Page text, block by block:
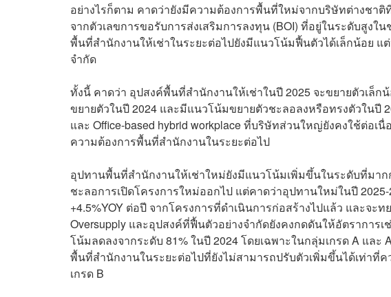
อย่างไรก็ตาม คาดว่ายังมีความต้องการพื้นที่ใหม่จากบริษัทต่างชา
จากตัวเลขการขอรับการส่งเสริมการลงทุน (BOI) ที่อยู่ในระดับสูงใ
พื้นที่สำนักงานให้เช่าในระยะต่อไปยังมีแนวโน้มฟื้นตัวได้เล็กน้อย
จำกัด
ทั้งนี้ คาดว่า อุปสงค์พื้นที่สำนักงานให้เช่าในปี 2025 จะขยายตัวเล็ก
ขยายตัวในปี 2024 และมีแนวโน้มขยายตัวชะลอลงหรือทรงตัวในปี
และ Office-based hybrid workplace ที่บริษัทส่วนใหญ่ยังคงใช้ต่อเ
ความต้องการพื้นที่สำนักงานในระยะต่อไป
อุปทานพื้นที่สำนักงานให้เช่าใหม่ยังมีแนวโน้มเพิ่มขึ้นในระดับที่มาก
ชะลอการเปิดโครงการใหม่ออกไป แต่คาดว่าอุปทานใหม่ในปี
+4.5%YOY ต่อปี จากโครงการที่ดำเนินการก่อสร้างไปแล้ว และจะ
Oversupply และอุปสงค์ที่ฟื้นตัวอย่างจำกัดยังคงกดดันให้อัตราการ
โน้มลดลงจากระดับ 81% ในปี 2024 โดยเฉพาะในกลุ่มเกรด A แล
พื้นที่สำนักงานในระยะต่อไปที่ยังไม่สามารถปรับตัวเพิ่มขึ้นได้เท่าที่
เกรด B